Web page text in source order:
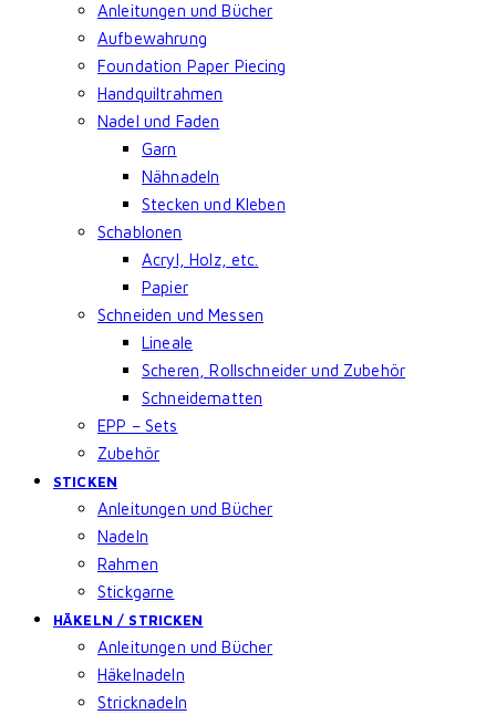
Anleitungen und Bücher
Aufbewahrung
Foundation Paper Piecing
Handquiltrahmen
Nadel und Faden
Garn
Nähnadeln
Stecken und Kleben
Schablonen
Acryl, Holz, etc.
Papier
Schneiden und Messen
Lineale
Scheren, Rollschneider und Zubehör
Schneidematten
EPP – Sets
Zubehör
STICKEN
Anleitungen und Bücher
Nadeln
Rahmen
Stickgarne
HÄKELN / STRICKEN
Anleitungen und Bücher
Häkelnadeln
Stricknadeln